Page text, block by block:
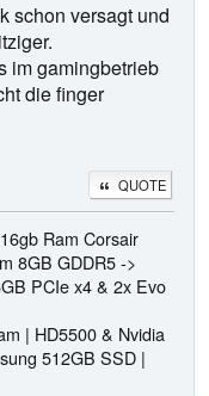
schon versagt und
im gamingbetrieb
die finger
QUOTE
Ram Corsair
8GB GDDR5 ->
PCIe x4 & 2x Evo
| HD5500 & Nvidia
512GB SSD |